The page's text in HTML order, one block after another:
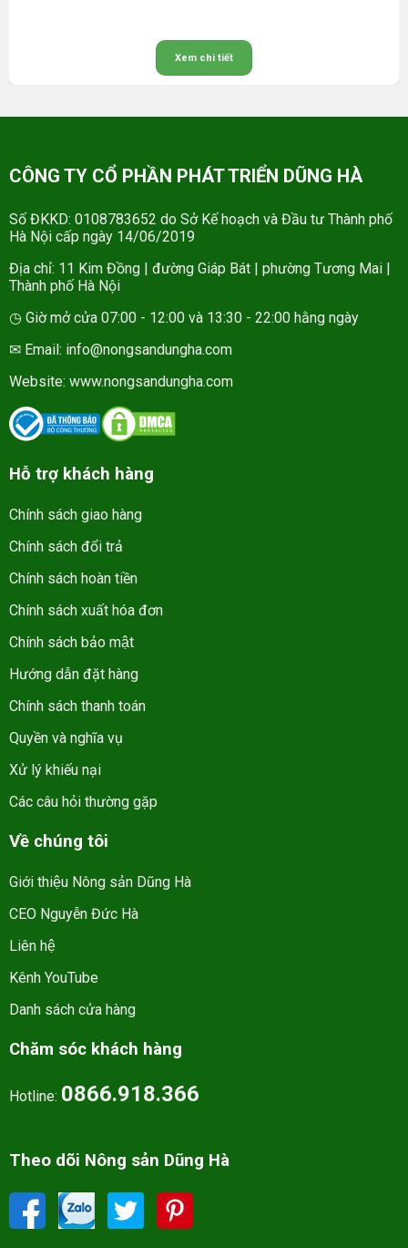
Xem chi tiết
CÔNG TY CỔ PHẦN PHÁT TRIỂN DŨNG HÀ
Số ĐKKD: 0108783652 do Sở Kế hoạch và Đầu tư Thành phố
Hà Nội cấp ngày 14/06/2019
Địa chỉ: 11 Kim Đồng | đường Giáp Bát | phường Tương Mai |
Thành phố Hà Nội
◷ Giờ mở cửa 07:00 - 12:00 và 13:30 - 22:00 hằng ngày
✉ Email: info@nongsandungha.com
Website: www.nongsandungha.com
Hỗ trợ khách hàng
Chính sách giao hàng
Chính sách đổi trả
Chính sách hoàn tiền
Chính sách xuất hóa đơn
Chính sách bảo mật
Hướng dẫn đặt hàng
Chính sách thanh toán
Quyền và nghĩa vụ
Xử lý khiếu nại
Các câu hỏi thường gặp
Về chúng tôi
Giới thiệu Nông sản Dũng Hà
CEO Nguyễn Đức Hà
Liên hệ
Kênh YouTube
Danh sách cửa hàng
Chăm sóc khách hàng
Hotline: 0866.918.366
Theo dõi Nông sản Dũng Hà